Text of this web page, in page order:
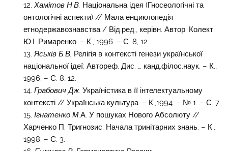
Хамітов Н.В. Національна ідея (Гносеологічні та
онтологічні аспекти) // Мала енциклопедія
етнодержавознавства / Від.ред., керівн. Автор. Колект.
Ю.І. Римаренко. – К., 1996. – С. 8, 12.
Яськів Б.В. Релігія в контексті генези української
національної ідеї: Автореф. Дис. … канд.філос.наук. – К.,
1996. – С. 8, 12.
Грабович Дж. Україністика в її інтелектуальному
контексті // Українська культура. – К.,1994. – № 1. – С. 7.
Ігнатенко М.А. У пошуках Нового Абсолюту //
Харченко П. Тригнозис: Начала тринітарних знань. – К.,
1998. – С. 3.